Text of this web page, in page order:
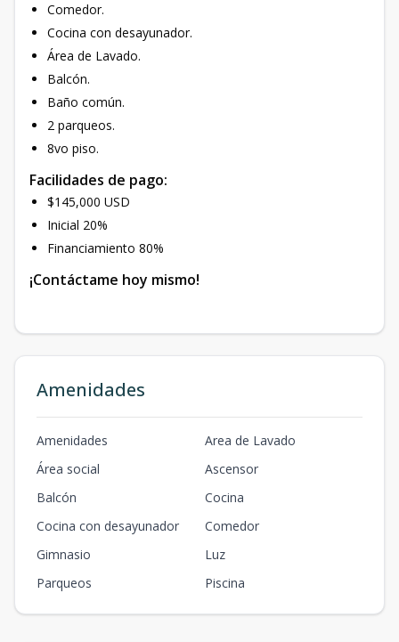
Comedor.
Cocina con desayunador.
Área de Lavado.
Balcón.
Baño común.
2 parqueos.
8vo piso.
Facilidades de pago:
$145,000 USD
Inicial 20%
Financiamiento 80%
¡Contáctame hoy mismo!
Amenidades
Amenidades
Area de Lavado
Área social
Ascensor
Balcón
Cocina
Cocina con desayunador
Comedor
Gimnasio
Luz
Parqueos
Piscina